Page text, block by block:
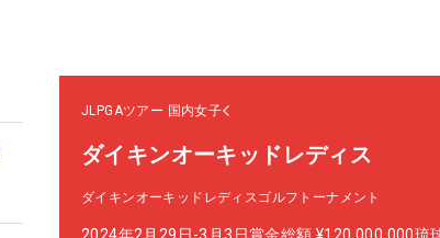
JLPGAツアー 国内女子
ダイキンオーキッドレディス
ダイキンオーキッドレディスゴルフトーナメント
2024年2月29日-3月3日賞金総額 ¥120,000,000琉